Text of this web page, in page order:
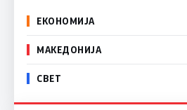
ЕКОНОМИЈА
МАКЕДОНИЈА
СВЕТ